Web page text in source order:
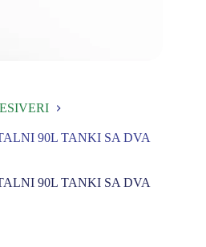
90L TANKI SA DVA
90L TANKI SA DVA